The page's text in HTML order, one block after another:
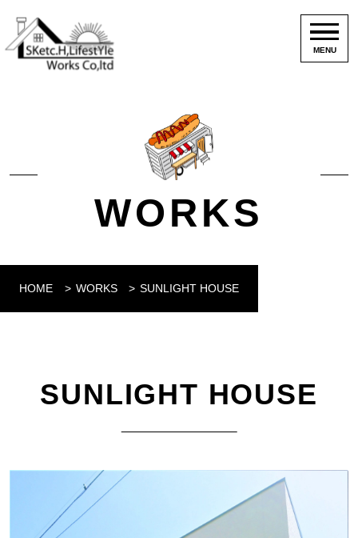
MENU
WORKS
HOME WORKS SUNLIGHT HOUSE
SUNLIGHT HOUSE